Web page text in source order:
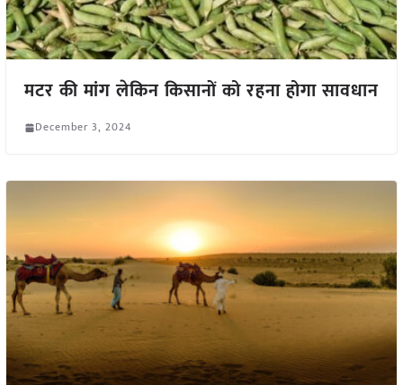
मटर की मांग लेकिन किसानों को रहना होगा सावधान
December 3, 2024